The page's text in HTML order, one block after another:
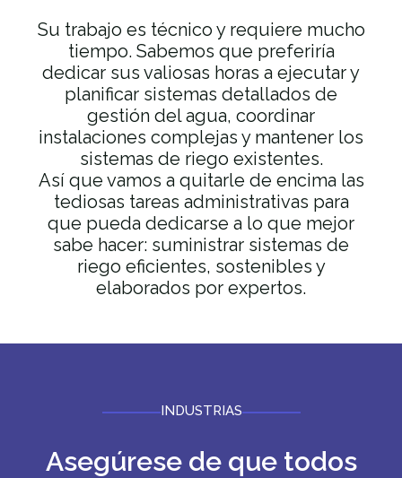
Su trabajo es técnico y requiere mucho
tiempo. Sabemos que preferiría
dedicar sus valiosas horas a ejecutar y
planificar sistemas detallados de
gestión del agua, coordinar
instalaciones complejas y mantener los
sistemas de riego existentes.
Así que vamos a quitarle de encima las
tediosas tareas administrativas para
que pueda dedicarse a lo que mejor
sabe hacer: suministrar sistemas de
riego eficientes, sostenibles y
elaborados por expertos.
INDUSTRIAS
Asegúrese de que todos